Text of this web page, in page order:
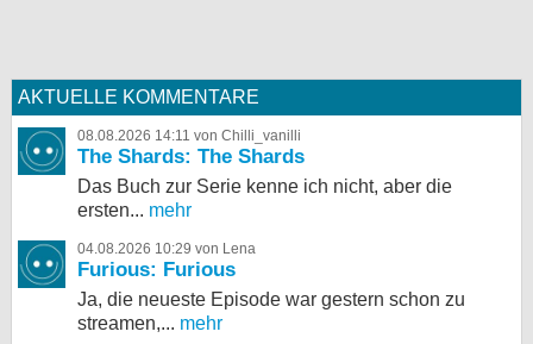
AKTUELLE KOMMENTARE
08.08.2026 14:11 von Chilli_vanilli
The Shards: The Shards
Das Buch zur Serie kenne ich nicht, aber die
ersten... mehr
04.08.2026 10:29 von Lena
Furious: Furious
Ja, die neueste Episode war gestern schon zu
streamen,... mehr